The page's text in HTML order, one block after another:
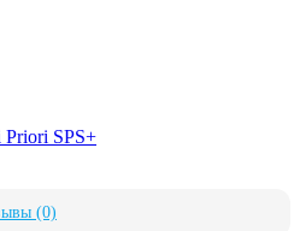
SPS+
(0)